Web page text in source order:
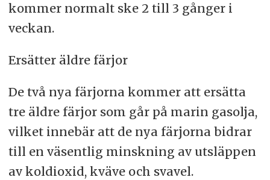
kommer normalt ske 2 till 3 gånger i
veckan.
Ersätter äldre färjor
De två nya färjorna kommer att ersätta
tre äldre färjor som går på marin gasolja,
vilket innebär att de nya färjorna bidrar
till en väsentlig minskning av utsläppen
av koldioxid, kväve och svavel.